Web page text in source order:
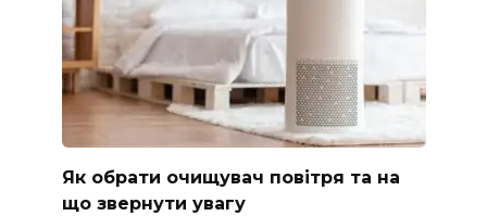
Як обрати очищувач повітря та на
що звернути увагу